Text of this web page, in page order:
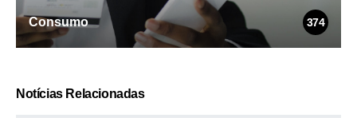
Consumo 374
Notícias Relacionadas